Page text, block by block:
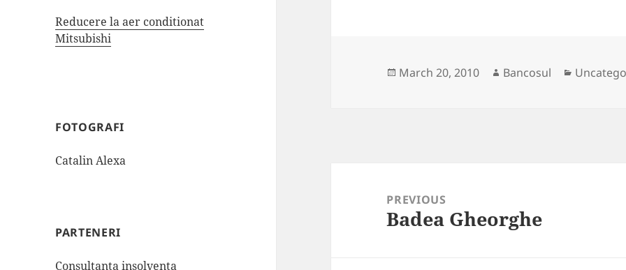
Reducere la aer conditionat
Mitsubishi
FOTOGRAFI
Catalin Alexa
PARTENERI
Consultanta insolventa
Posted
March 20, 2010 Author
Bancosul
navigationPREVIOUS
Previous
Badea Gheorghe